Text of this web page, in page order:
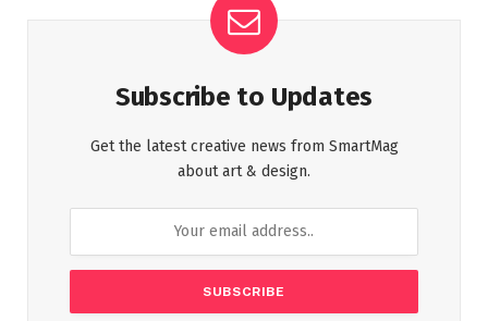
Subscribe to Updates
Get the latest creative news from SmartMag
about art & design.